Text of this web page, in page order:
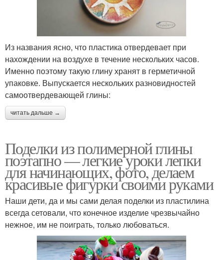
Из названия ясно, что пластика отвердевает при
нахождении на воздухе в течение нескольких часов.
Именно поэтому такую глину хранят в герметичной
упаковке. Выпускается нескольких разновидностей
самоотвердевающей глины:
читать дальше →
Поделки из полимерной глины
поэтапно — легкие уроки лепки
для начинающих, фото, делаем
красивые фигурки своими руками
Наши дети, да и мы сами делая поделки из пластилина
всегда сетовали, что конечное изделие чрезвычайно
нежное, им не поиграть, только любоваться.